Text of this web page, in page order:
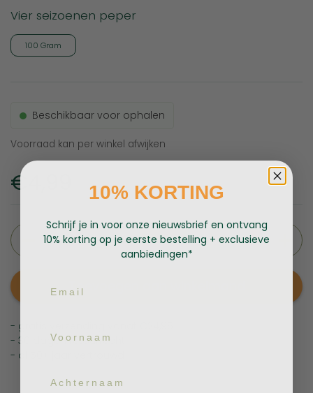
Vier seizoenen peper
100 Gram
Beschikbaar voor ophalen
Voorraad kan per winkel afwijken
Prijs:
€4,99
Aantal
Toevoegen aan winkelmand
- gratis verzending vanaf €24,95
- 30 dagen retourrecht
- al 50+ jaar vertrouwd
10% KORTING
Schrijf je in voor onze nieuwsbrief en ontvang
10% korting op je eerste bestelling + exclusieve
aanbiedingen*